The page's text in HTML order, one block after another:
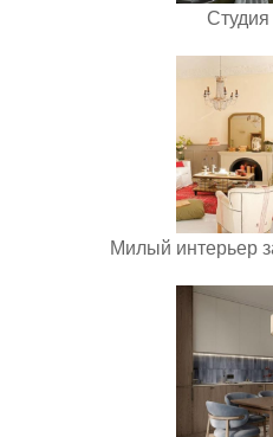
Студия
Милый интерьер